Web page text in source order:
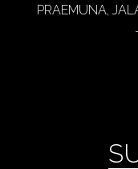
PRAEMUNA,